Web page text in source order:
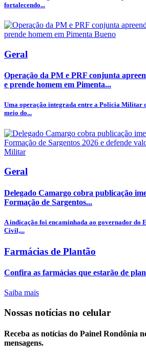
fortalecendo...
Geral
Operação da PM e PRF conjunta
e prende homem em Pimenta...
Uma operação integrada entre a Polícia Militar
meio do...
Geral
Delegado Camargo cobra publicação
Formação de Sargentos...
A indicação foi encaminhada ao governador do
Civil,...
Farmácias de Plantão
Confira as farmácias que estarão de
Saiba mais
Nossas notícias no celular
Receba as notícias do Painel Rondônia
mensagens.